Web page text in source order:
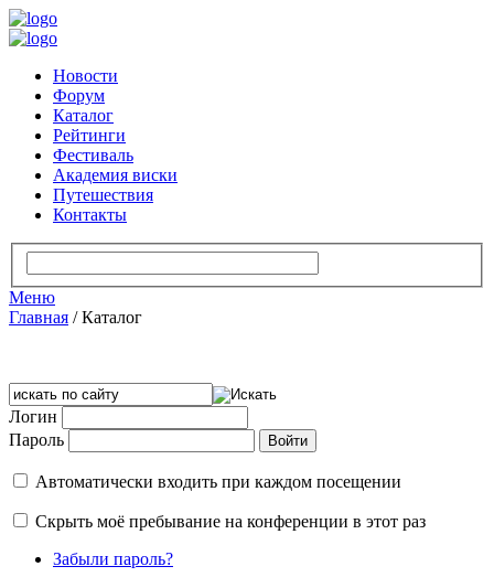
Новости
Форум
Каталог
Рейтинги
Фестиваль
Академия виски
Путешествия
Контакты
Меню
Главная /Каталог
Логин
Пароль
Автоматически входить при каждом посещении
Скрыть моё пребывание на конференции в этот раз
Забыли пароль?